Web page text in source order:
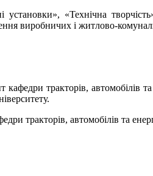
установки», «Технічна
виробничих і житлово-
тракторів, автомобілів
тракторів, автомобілів та